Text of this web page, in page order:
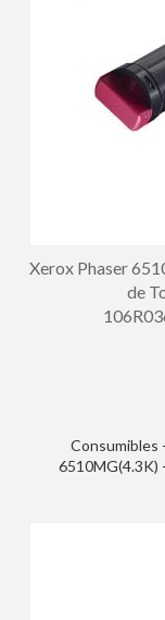
Xerox Phaser
de
Consumibles
6510MG(4.3K)